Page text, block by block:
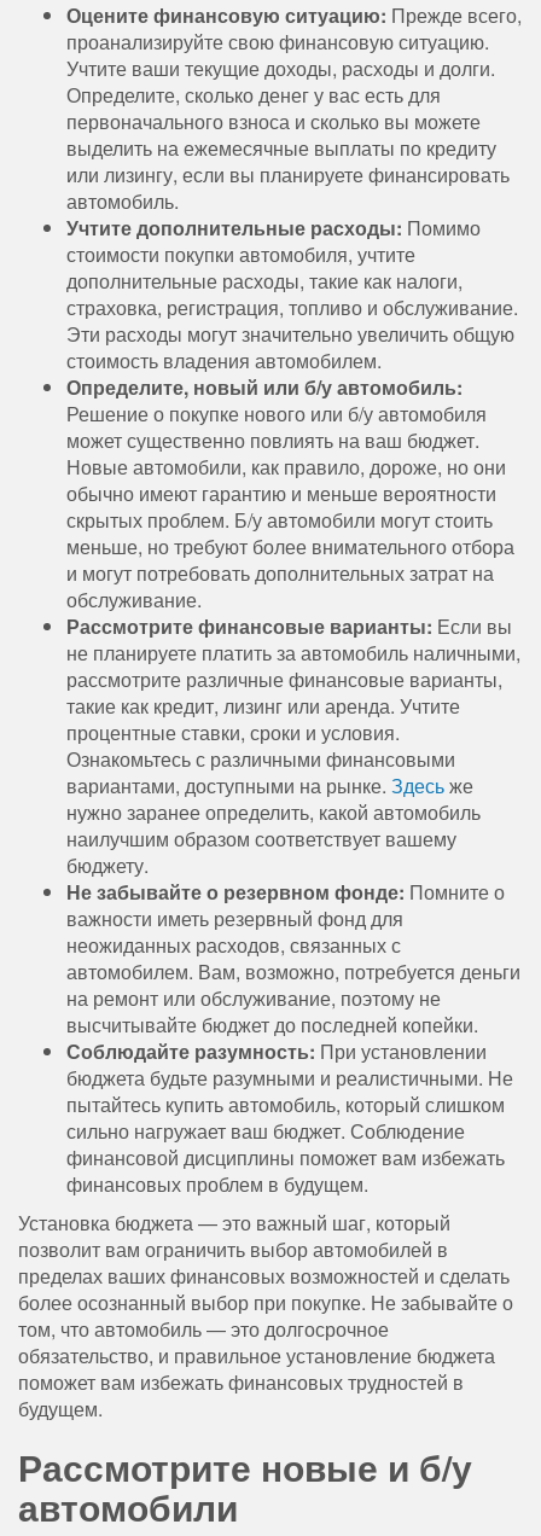
Оцените финансовую ситуацию: Прежде всего,
проанализируйте свою финансовую ситуацию.
Учтите ваши текущие доходы, расходы и долги.
Определите, сколько денег у вас есть для
первоначального взноса и сколько вы можете
выделить на ежемесячные выплаты по кредиту
или лизингу, если вы планируете финансировать
автомобиль.
Учтите дополнительные расходы: Помимо
стоимости покупки автомобиля, учтите
дополнительные расходы, такие как налоги,
страховка, регистрация, топливо и обслуживание.
Эти расходы могут значительно увеличить общую
стоимость владения автомобилем.
Определите, новый или б/у автомобиль:
Решение о покупке нового или б/у автомобиля
может существенно повлиять на ваш бюджет.
Новые автомобили, как правило, дороже, но они
обычно имеют гарантию и меньше вероятности
скрытых проблем. Б/у автомобили могут стоить
меньше, но требуют более внимательного отбора
и могут потребовать дополнительных затрат на
обслуживание.
Рассмотрите финансовые варианты: Если вы
не планируете платить за автомобиль наличными,
рассмотрите различные финансовые варианты,
такие как кредит, лизинг или аренда. Учтите
процентные ставки, сроки и условия.
Ознакомьтесь с различными финансовыми
вариантами, доступными на рынке. Здесьже
нужно заранее определить, какой автомобиль
наилучшим образом соответствует вашему
бюджету.
Не забывайте о резервном фонде: Помните о
важности иметь резервный фонд для
неожиданных расходов, связанных с
автомобилем. Вам, возможно, потребуется деньги
на ремонт или обслуживание, поэтому не
высчитывайте бюджет до последней копейки.
Соблюдайте разумность: При установлении
бюджета будьте разумными и реалистичными. Не
пытайтесь купить автомобиль, который слишком
сильно нагружает ваш бюджет. Соблюдение
финансовой дисциплины поможет вам избежать
финансовых проблем в будущем.
Установка бюджета — это важный шаг, который
позволит вам ограничить выбор автомобилей в
пределах ваших финансовых возможностей и сделать
более осознанный выбор при покупке. Не забывайте о
том, что автомобиль — это долгосрочное
обязательство, и правильное установление бюджета
поможет вам избежать финансовых трудностей в
будущем.
Рассмотрите новые и б/у
автомобили